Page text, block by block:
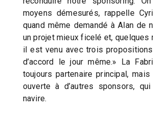
moyens démesurés, rappelle
quand même demandé à Alan de
un projet mieux ficelé et, quelques
il est venu avec trois
d’accord le jour même.» La
toujours partenaire principal,
ouverte à d’autres sponsors,
navire.